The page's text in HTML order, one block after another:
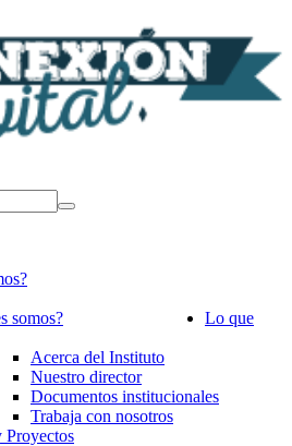
somos?
Acerca del Instituto
Nuestro director
Documentos institucionales
Trabaja con nosotros
Lo que
Proyectos